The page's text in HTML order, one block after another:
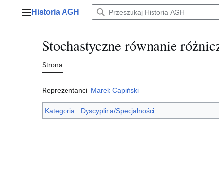
Menu główne
Historia AGH
Stochastyczne równanie
Strona
Reprezentanci: Marek Capiński
Kategoria: Dyscyplina/Specjalności